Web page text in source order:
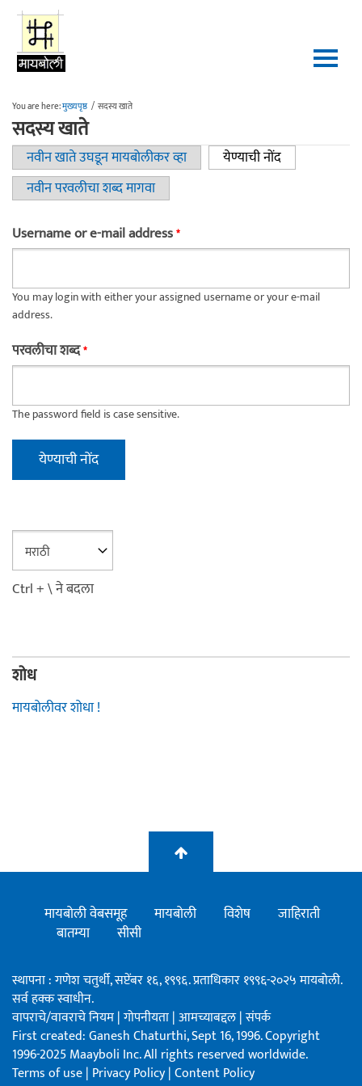
Skip to main content
You are here:मुख्यपृष्ठ / सदस्य खाते
सदस्य खाते
Primary tabs
नवीन खाते उघडून मायबोलीकर व्हा येण्याची नोंद(active tab)
नवीन परवलीचा शब्द मागवा
Username or e-mail address*
You may login with either your assigned username or your e-mail
address.
परवलीचा शब्द*
The password field is case sensitive.
Ctrl + \ ने बदला
शोध
मायबोलीवर शोधा !
मायबोली वेबसमूह मायबोली विशेष
जाहिराती
बातम्या
सीसी
स्थापना : गणेश चतुर्थी, सप्टेंबर १६, १९९६. प्रताधिकार १९९६-२०२५ मायबोली.
सर्व हक्क स्वाधीन.
वापराचे/वावराचे नियम|गोपनीयता|आमच्याबद्दल|संपर्क
First created: Ganesh Chaturthi, Sept 16, 1996. Copyright
1996-2025 Maayboli Inc. All rights reserved worldwide.
Terms of use| Privacy Policy|Content Policy